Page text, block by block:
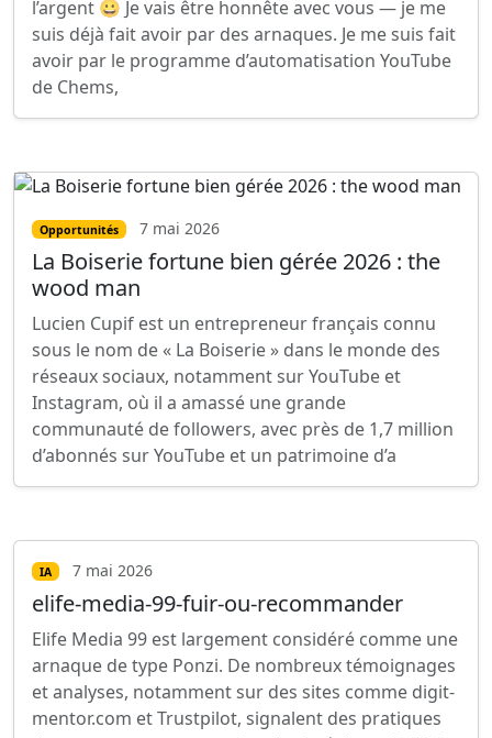
l’argent 😀 Je vais être honnête avec vous — je me
suis déjà fait avoir par des arnaques. Je me suis fait
avoir par le programme d’automatisation YouTube
de Chems,
Opportunités 7 mai 2026
La Boiserie fortune bien gérée 2026 : the
wood man
Lucien Cupif est un entrepreneur français connu
sous le nom de « La Boiserie » dans le monde des
réseaux sociaux, notamment sur YouTube et
Instagram, où il a amassé une grande
communauté de followers, avec près de 1,7 million
d’abonnés sur YouTube et un patrimoine d’a
IA 7 mai 2026
elife-media-99-fuir-ou-recommander
Elife Media 99 est largement considéré comme une
arnaque de type Ponzi. De nombreux témoignages
et analyses, notamment sur des sites comme digit-
mentor.com et Trustpilot, signalent des pratiques